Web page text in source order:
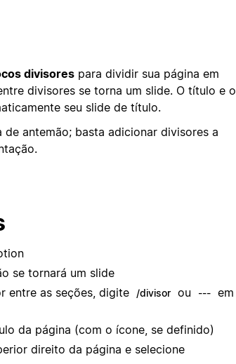
divisores para dividir sua página em
divisores se torna um slide. O título e o
seu slide de título.
antemão; basta adicionar divisores a
se tornará um slide
entre as seções, digite
/divisor ou --- em
da página (com o ícone, se definido)
direito da página e selecione